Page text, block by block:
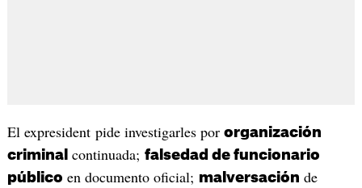
El expresident pide investigarles por organización
criminal continuada; falsedad de funcionario
público en documento oficial; malversación de